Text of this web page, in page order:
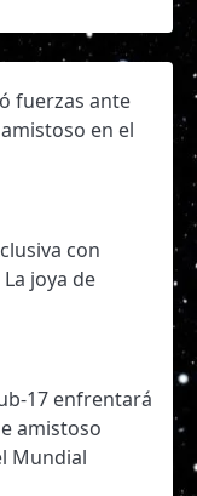
fuerzas ante
en el
con
joya de
17 enfrentará
amistoso
Mundial